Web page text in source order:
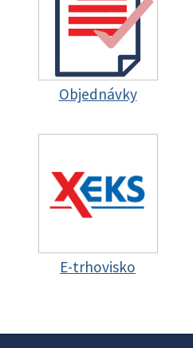
Objednávky
E-trhovisko